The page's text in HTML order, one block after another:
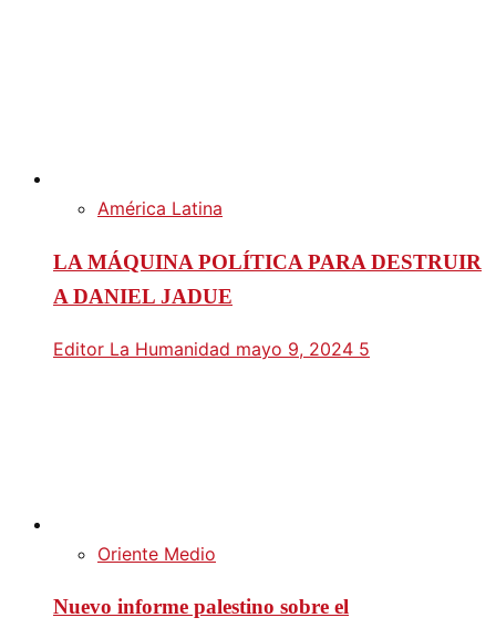
América Latina
LA MÁQUINA POLÍTICA PARA DESTRUIR
A DANIEL JADUE
Editor La Humanidad mayo 9, 2024 5
Oriente Medio
Nuevo informe palestino sobre el